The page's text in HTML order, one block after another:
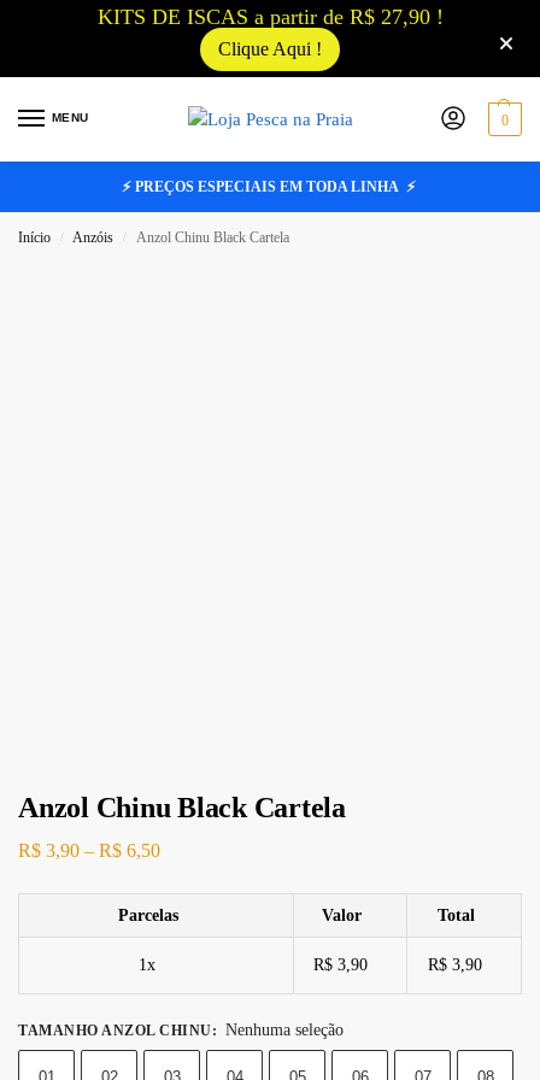
KITS DE ISCAS a partir de R$ 27,90 !
Clique Aqui !
MENU 0
⚡ PREÇOS ESPECIAIS EM TODA LINHA ⚡
Início / Anzóis / Anzol Chinu Black Cartela
Anzol Chinu Black Cartela
R$ 3,90 – R$ 6,50
Parcelas Valor Total
1x R$ 3,90 R$ 3,90
TAMANHO ANZOL CHINU: Nenhuma seleção